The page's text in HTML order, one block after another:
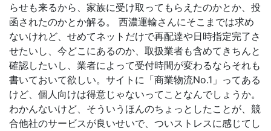
らせも来るから、家族に受け取ってもらえたのかとか、投
函されたのかとか解る。 西濃運輸さんにそこまでは求め
ないけれど、せめてネットだけで再配達や日時指定完了さ
せたいし、今どこにあるのか、取扱業者も含めてきちんと
確認したいし、業者によって受付時間が変わるならそれも
書いておいて欲しい。サイトに「商業物流No.1」ってある
けど、個人向けは得意じゃないってことなんでしょうか。
わかんないけど、そういうほんのちょっとしたことが、競
合他社のサービスが良いせいで、ついストレスに感じてし